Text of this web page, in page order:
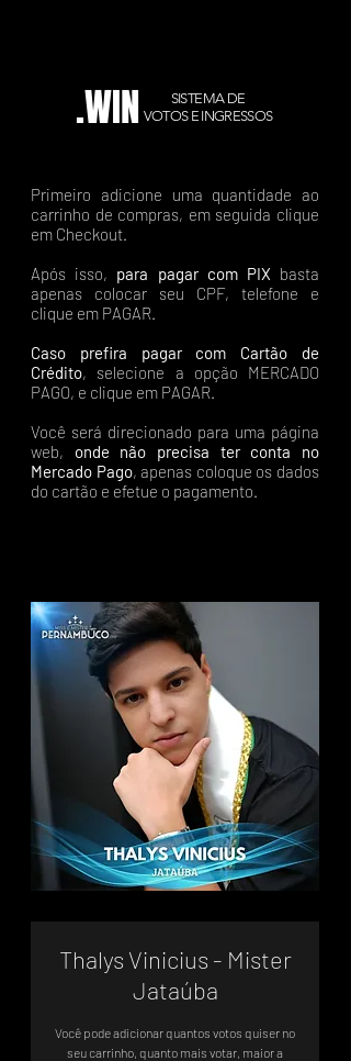
.WIN
SISTEMA DE
VOTOS E INGRESSOS
Primeiro adicione uma quantidade ao
carrinho de compras, em seguida clique
em Checkout.
Após isso, para pagar com PIX basta
apenas colocar seu CPF, telefone e
clique em PAGAR.
Caso prefira pagar com Cartão de
Crédito, selecione a opção MERCADO
PAGO, e clique em PAGAR.
Você será direcionado para uma página
web, onde não precisa ter conta no
Mercado Pago, apenas coloque os dados
do cartão e efetue o pagamento.
Thalys Vinicius - Mister
Jataúba
Você pode adicionar quantos votos quiser no
seu carrinho, quanto mais votar, maior a